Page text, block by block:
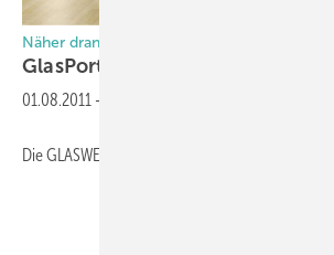
Näher dran. Mehr Drin.
GlasPort 1.0 zu
01.08.2011 -
Die GLASWELT und Anbieter mkt (